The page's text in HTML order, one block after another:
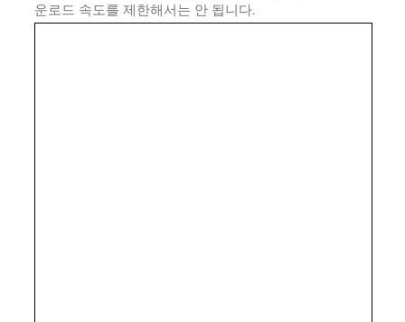
운로드 속도를 제한해서는 안 됩니다.